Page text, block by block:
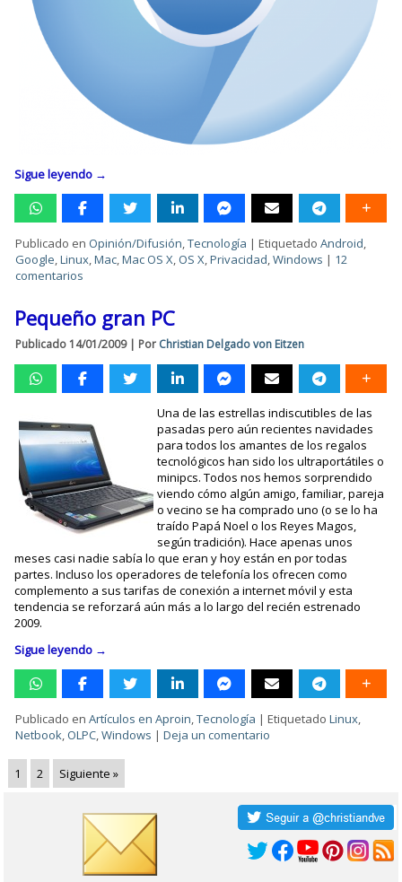
Sigue leyendo →
Publicado en Opinión/Difusión,Tecnología |Etiquetado Android,
Google,Linux,Mac,Mac OS X, OS X,Privacidad,Windows | 12
comentarios
Pequeño gran PC
Publicado 14/01/2009| Por Christian Delgado von Eitzen
Una de las estrellas indiscutibles de las
pasadas pero aún recientes navidades
para todos los amantes de los regalos
tecnológicos han sido los ultraportátiles o
minipcs. Todos nos hemos sorprendido
viendo cómo algún amigo, familiar, pareja
o vecino se ha comprado uno (o se lo ha
traído Papá Noel o los Reyes Magos,
según tradición). Hace apenas unos
meses casi nadie sabía lo que eran y hoy están en por todas
partes. Incluso los operadores de telefonía los ofrecen como
complemento a sus tarifas de conexión a internet móvil y esta
tendencia se reforzará aún más a lo largo del recién estrenado
2009.
Sigue leyendo →
Publicado en Artículos en Aproin,Tecnología |Etiquetado Linux,
Netbook, OLPC,Windows |Deja un comentario
1 2 Siguiente »